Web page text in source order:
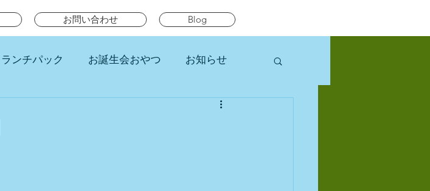
お問い合わせ Blog
ランチパック お誕生会おやつ お知らせ